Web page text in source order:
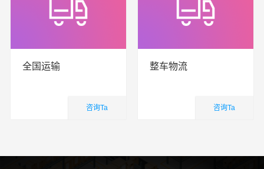
全国运输
咨询Ta
整车物流
咨询Ta